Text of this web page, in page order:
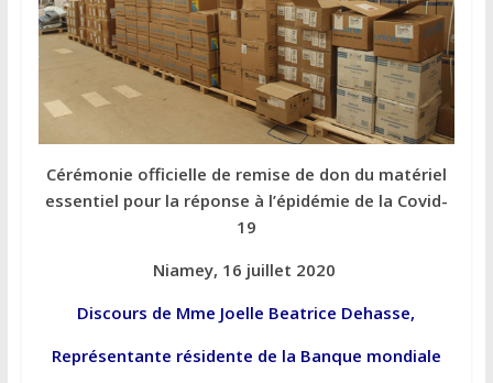
Cérémonie officielle de remise de don du matériel
essentiel pour la réponse à l’épidémie de la Covid-
19
Niamey, 16 juillet 2020
Discours de Mme Joelle Beatrice Dehasse,
Représentante résidente de la Banque mondiale